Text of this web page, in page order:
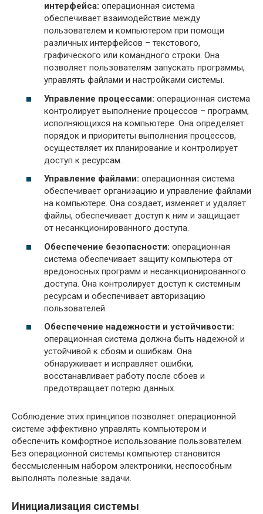
интерфейса: операционная система
обеспечивает взаимодействие между
пользователем и компьютером при помощи
различных интерфейсов – текстового,
графического или командного строки. Она
позволяет пользователям запускать программы,
управлять файлами и настройками системы.
Управление процессами: операционная система
контролирует выполнение процессов – программ,
исполняющихся на компьютере. Она определяет
порядок и приоритеты выполнения процессов,
осуществляет их планирование и контролирует
доступ к ресурсам.
Управление файлами: операционная система
обеспечивает организацию и управление файлами
на компьютере. Она создает, изменяет и удаляет
файлы, обеспечивает доступ к ним и защищает
от несанкционированного доступа.
Обеспечение безопасности: операционная
система обеспечивает защиту компьютера от
вредоносных программ и несанкционированного
доступа. Она контролирует доступ к системным
ресурсам и обеспечивает авторизацию
пользователей.
Обеспечение надежности и устойчивости:
операционная система должна быть надежной и
устойчивой к сбоям и ошибкам. Она
обнаруживает и исправляет ошибки,
восстанавливает работу после сбоев и
предотвращает потерю данных.
Соблюдение этих принципов позволяет операционной
системе эффективно управлять компьютером и
обеспечить комфортное использование пользователем.
Без операционной системы компьютер становится
бессмысленным набором электроники, неспособным
выполнять полезные задачи.
Инициализация системы